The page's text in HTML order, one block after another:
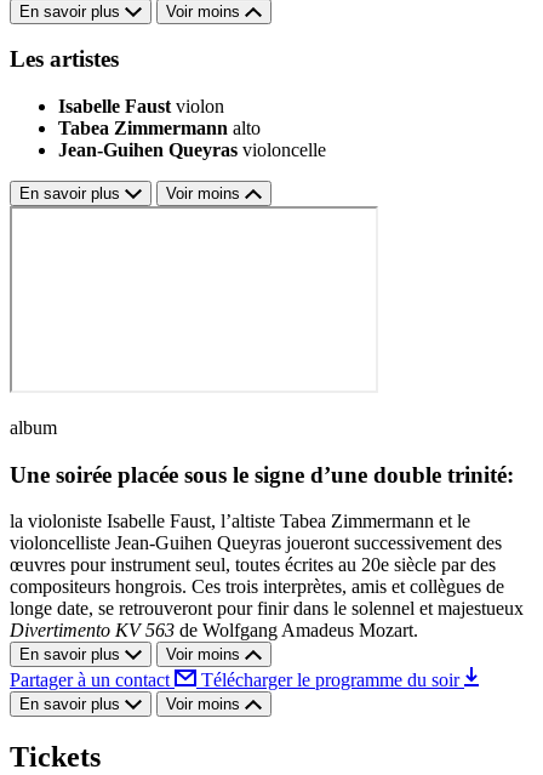
En savoir plus Voir moins
Les artistes
Isabelle Faust violon
Tabea Zimmermann alto
Jean-Guihen Queyras violoncelle
En savoir plus Voir moins
album
Une soirée placée sous le signe d’une double trinité:
la violoniste Isabelle Faust, l’altiste Tabea Zimmermann et le
violoncelliste Jean-Guihen Queyras joueront successivement des
œuvres pour instrument seul, toutes écrites au 20e siècle par des
compositeurs hongrois. Ces trois interprètes, amis et collègues de
longe date, se retrouveront pour finir dans le solennel et majestueux
Divertimento KV 563 de Wolfgang Amadeus Mozart.
En savoir plus Voir moins
Partager à un contact Télécharger le programme du soir
En savoir plus Voir moins
Tickets